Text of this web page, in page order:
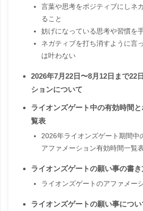
言葉や思考をポジティブにしネ
ること
妨げになっている思考や習慣を
ネガティブを打ち消すように言
は叶わない
2026年7月22日〜8月12日まで22
ションについて
ライオンズゲート中の有効時間
覧表
2026年ライオンズゲート期間中
アファメーション有効時間一覧
ライオンズゲートの願い事の書
ライオンズゲートのアファメー
ライオンズゲートの願い事につい